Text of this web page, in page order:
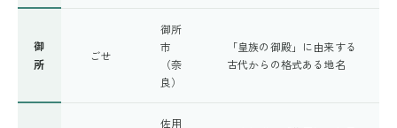
御
所
ごせ
御所
市
（奈
良）
「皇族の御殿」に由来する
古代からの格式ある地名
佐用